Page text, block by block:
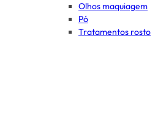
Olhos maquiagem
Pó
Tratamentos rosto